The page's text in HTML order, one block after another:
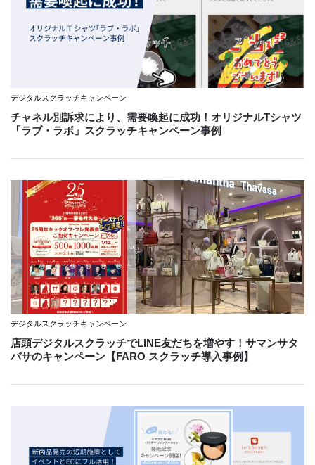
デジタルスクラッチキャンペーン
チャネル別訴求により、需要喚起に成功！オリジナルTシャツ
「ラブ・ラボ」スクラッチキャンペーン事例
デジタルスクラッチキャンペーン
店頭デジタルスクラッチでLINE友だちを増やす！サマンサタ
バサのキャンペーン【FARO スクラッチ導入事例】